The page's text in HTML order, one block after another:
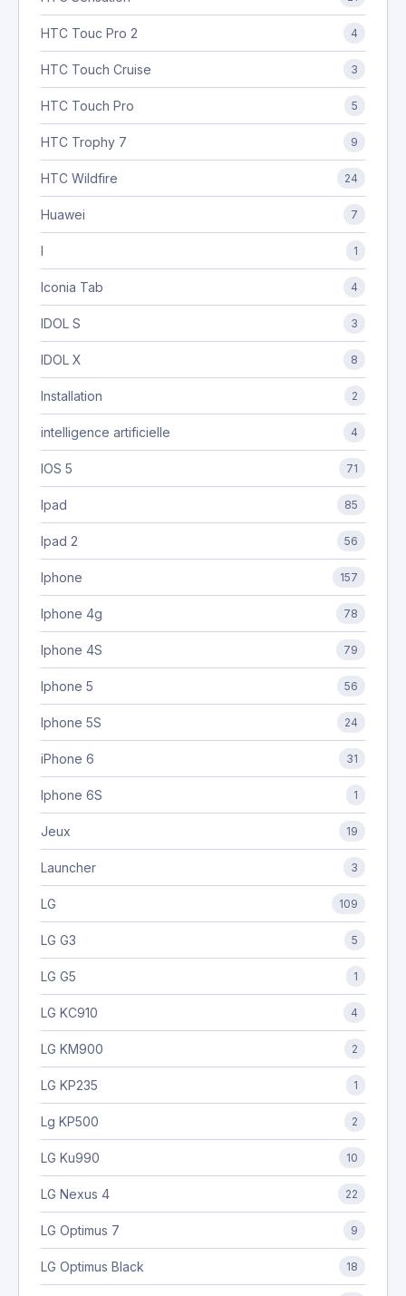
HTC Touc Pro 2 4
HTC Touch Cruise 3
HTC Touch Pro 5
HTC Trophy 7 9
HTC Wildfire 24
Huawei 7
I 1
Iconia Tab 4
IDOL S 3
IDOL X 8
Installation 2
intelligence artificielle 4
IOS 5 71
Ipad 85
Ipad 2 56
Iphone 157
Iphone 4g 78
Iphone 4S 79
Iphone 5 56
Iphone 5S 24
iPhone 6 31
Iphone 6S 1
Jeux 19
Launcher 3
LG 109
LG G3 5
LG G5 1
LG KC910 4
LG KM900 2
LG KP235 1
Lg KP500 2
LG Ku990 10
LG Nexus 4 22
LG Optimus 7 9
LG Optimus Black 18